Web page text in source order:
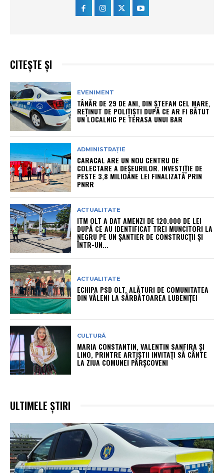
CITEȘTE ȘI
EVENIMENT
TÂNĂR DE 29 DE ANI, DIN ȘTEFAN CEL MARE,
REȚINUT DE POLIȚIȘTI DUPĂ CE AR FI BĂTUT
UN LOCALNIC PE TERASA UNUI BAR
ADMINISTRAȚIE
CARACAL ARE UN NOU CENTRU DE
COLECTARE A DEȘEURILOR. INVESTIȚIE DE
PESTE 3,8 MILIOANE LEI FINALIZATĂ PRIN
PNRR
ACTUALITATE
ITM OLT A DAT AMENZI DE 120.000 DE LEI
DUPĂ CE AU IDENTIFICAT TREI MUNCITORI LA
NEGRU PE UN ȘANTIER DE CONSTRUCȚII ȘI
ÎNTR-UN...
ACTUALITATE
ECHIPA PSD OLT, ALĂTURI DE COMUNITATEA
DIN VĂLENI LA SĂRBĂTOAREA LUBENIȚEI
CULTURĂ
MARIA CONSTANTIN, VALENTIN SANFIRA ȘI
LINO, PRINTRE ARTIȘTII INVITAȚI SĂ CÂNTE
LA ZIUA COMUNEI PÂRȘCOVENI
ULTIMELE ȘTIRI